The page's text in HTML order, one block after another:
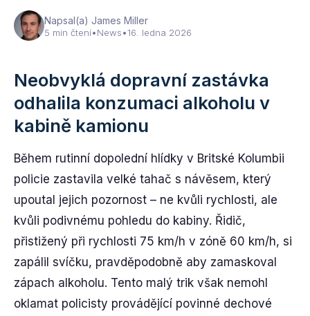
Napsal(a) James Miller
5 min čtení•News•16. ledna 2026
Neobvyklá dopravní zastávka
odhalila konzumaci alkoholu v
kabině kamionu
Během rutinní dopolední hlídky v Britské Kolumbii
policie zastavila velké tahač s návěsem, který
upoutal jejich pozornost – ne kvůli rychlosti, ale
kvůli podivnému pohledu do kabiny. Řidič,
přistižený při rychlosti 75 km/h v zóně 60 km/h, si
zapálil svíčku, pravděpodobně aby zamaskoval
zápach alkoholu. Tento malý trik však nemohl
oklamat policisty provádějící povinné dechové